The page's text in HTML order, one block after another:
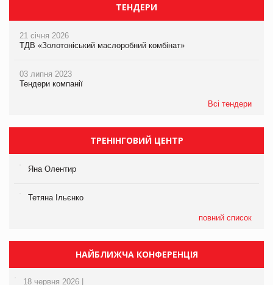
ТЕНДЕРИ
21 січня 2026
ТДВ «Золотоніський маслоробний комбінат»
03 липня 2023
Тендери компанії
Всі тендери
ТРЕНІНГОВИЙ ЦЕНТР
Яна Олентир
Тетяна Ільєнко
повний список
НАЙБЛИЖЧА КОНФЕРЕНЦІЯ
18 червня 2026 |